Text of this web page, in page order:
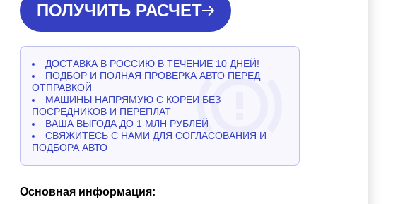
ПОЛУЧИТЬ РАСЧЕТ
ДОСТАВКА В РОССИЮ В ТЕЧЕНИЕ 10 ДНЕЙ!
ПОДБОР И ПОЛНАЯ ПРОВЕРКА АВТО ПЕРЕД
ОТПРАВКОЙ
МАШИНЫ НАПРЯМУЮ С КОРЕИ БЕЗ
ПОСРЕДНИКОВ И ПЕРЕПЛАТ
ВАША ВЫГОДА ДО 1 МЛН РУБЛЕЙ
СВЯЖИТЕСЬ С НАМИ ДЛЯ СОГЛАСОВАНИЯ И
ПОДБОРА АВТО
Основная информация: